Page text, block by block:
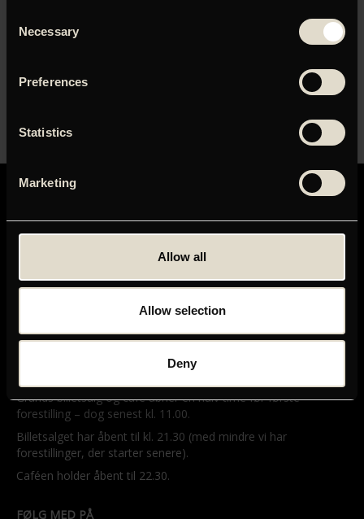
Selection
Necessary
Preferences
Statistics
Marketing
Allow all
Allow selection
Deny
GRAND TEATRET
Mikkel Bryggers Gade 8
Tog, bus og bil
ÅBNINGSTIDER
Grands billetsalg og café åbner en halv time før første
forestilling – dog senest kl. 11.00.
Billetsalget har åbent til kl. 21.30 (med mindre vi har
forestillinger, der starter senere).
Caféen holder åbent til 22.30.
FØLG MED PÅ